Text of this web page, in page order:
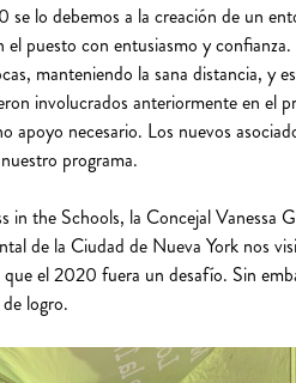
lo debemos a la creación de un
puesto con entusiasmo y
manteniendo la sana distancia, y
involucrados anteriormente en el
necesario. Los nuevos
programa.
in the Schools, la Concejal
de la Ciudad de Nueva York nos
el 2020 fuera un desafío. Sin
logro.